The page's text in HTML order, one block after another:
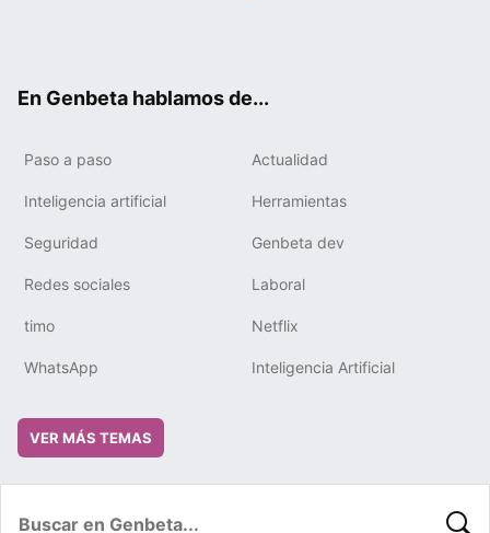
En Genbeta hablamos de...
Paso a paso Actualidad
Inteligencia artificial Herramientas
Seguridad Genbeta dev
Redes sociales Laboral
timo Netflix
WhatsApp Inteligencia Artificial
VER MÁS TEMAS